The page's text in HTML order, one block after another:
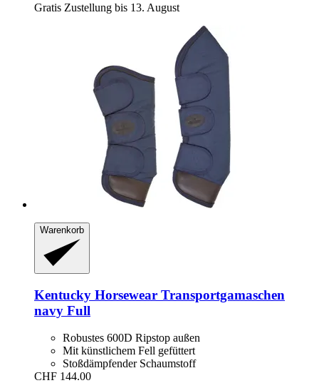
Gratis Zustellung bis 13. August
Warenkorb
Kentucky Horsewear Transportgamaschen
navy Full
Robustes 600D Ripstop außen
Mit künstlichem Fell gefüttert
Stoßdämpfender Schaumstoff
CHF 144.00